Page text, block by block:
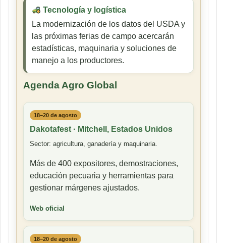
Tecnología y logística
La modernización de los datos del USDA y
las próximas ferias de campo acercarán
estadísticas, maquinaria y soluciones de
manejo a los productores.
Agenda Agro Global
18–20 de agosto
Dakotafest · Mitchell, Estados Unidos
Sector: agricultura, ganadería y maquinaria.
Más de 400 expositores, demostraciones,
educación pecuaria y herramientas para
gestionar márgenes ajustados.
Web oficial
18–20 de agosto